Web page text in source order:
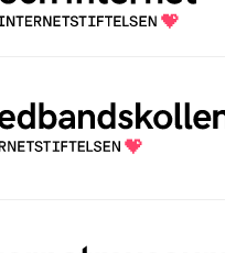
är ett oberoende
som drivs av
Internetstiftelsen